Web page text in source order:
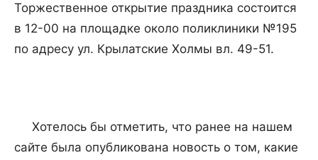
Торжественное открытие праздника состоится
в 12-00 на площадке около поликлиники №195
по адресу ул. Крылатские Холмы вл. 49-51.
Хотелось бы отметить, что ранее на нашем
сайте была опубликована новость о том, какие